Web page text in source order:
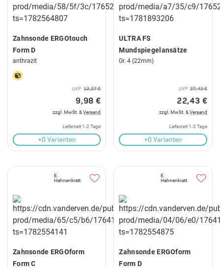
Zahnsonde ERGOtouch
Form D
anthrazit
UVP 12,27 €
9,98 €
zzgl. MwSt. &Versand
Lieferzeit 1-2 Tage
+0 Varianten
ULTRA FS
Mundspiegelansätze
Gr. 4 (22mm)
UVP 27,42 €
22,43 €
zzgl. MwSt. &Versand
Lieferzeit 1-2 Tage
+0 Varianten
E.
Hahnenkratt
Zahnsonde ERGOform
Form C
E.
Hahnenkratt
Zahnsonde ERGOform
Form D